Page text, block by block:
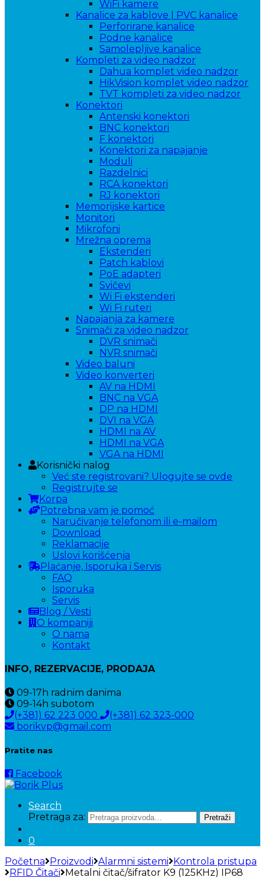
WiFi kamere
Kanalice za kablove | PVC kanalice
Perforirane kanalice
Podne kanalice
Samolepljive kanalice
Kompleti za video nadzor
Dahua komplet video nadzor
HikVision komplet video nadzor
TVT kompleti za video nadzor
Konektori
Antenski konektori
BNC konektori
F konektori
Konektori za napajanje
Moduli
Razdelnici
RCA konektori
RJ konektori
Memorijske kartice
Monitori
Mikrofoni
Mrežna oprema
Ekstenderi
Patch kablovi
PoE adapteri
Svičevi
Wi Fi ekstenderi
Wi Fi ruteri
Napajanja za kamere
Snimači za video nadzor
DVR snimači
NVR snimači
Video baluni
Video konverteri
AV na HDMI
BNC na VGA
DP na HDMI
DVI na VGA
HDMI na AV
HDMI na VGA
VGA na HDMI
Korisnički nalog
Već ste registrovani? Ulogujte se ovde
Registrujte se
Korpa
Potrebna vam je pomoć
Naručivanje telefonom ili e-mailom
Download
Reklamacije
Uslovi korišćenja
Plaćanje, Isporuka i Servis
FAQ
Isporuka
Servis
Blog / Vesti
O kompaniji
O nama
Kontakt
INFO, REZERVACIJE, PRODAJA
09-17h radnim danima
09-14h subotom
(+381) 62 223 000
(+381) 62 323-000
borikvp@gmail.com
Pratite nas
Facebook
Search
Pretraga za:
Pretraži
0
Početna Proizvodi Alarmni sistemi Kontrola pristupa
RFID Čitači Metalni čitač/šifrator K9 (125KHz) IP68